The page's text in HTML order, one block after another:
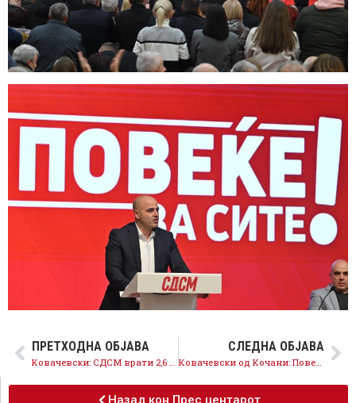
ПРЕТХОДНА ОБЈАВА СЛЕДНА ОБЈАВА
Ковачевски од Кочани: Повеќе за сите е мерката за поддршка на учениците до 10.800 денари
Назад кон Прес центарот